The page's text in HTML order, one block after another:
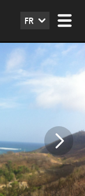
FR